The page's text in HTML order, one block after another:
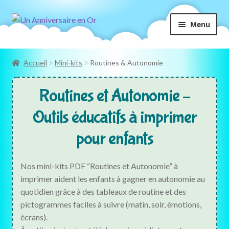
Aller
navigation
Aller
Menu
Accueil Mini-kits Routines & Autonomie
Routines et Autonomie –
Outils éducatifs à imprimer
pour enfants
Nos mini-kits PDF “Routines et Autonomie” à
imprimer aident les enfants à gagner en autonomie au
quotidien grâce à des tableaux de routine et des
pictogrammes faciles à suivre (matin, soir, émotions,
écrans).